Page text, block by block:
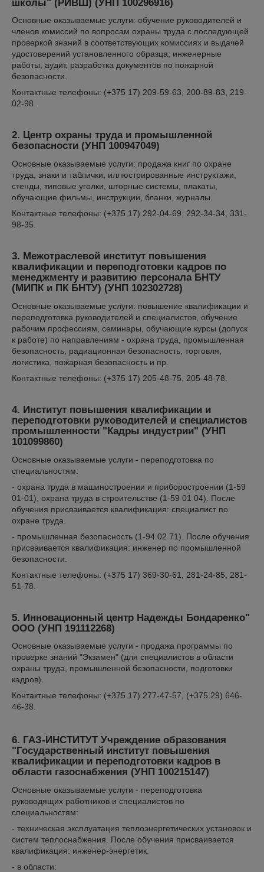
школы" (РИВШ) (УНП 100296916)
Основные оказываемые услуги: обучение руководителей и
членов комиссий по вопросам охраны труда с последующей
проверкой знаний в соответствующих комиссиях и выдачей
удостоверений установленного образца; инженерные
работы, аудит, разработка документов по пожарной
безопасности.
Контактные телефоны: (+375 17) 209-59-63, 200-89-83, 219-
02-98.
2. Центр охраны труда и промышленной
безопасности (УНП 100947049)
Основные оказываемые услуги: продажа книг по охране
труда, знаки и таблички, иллюстрированные инструктажи,
стенды, типовые уголки, шторные системы, плакаты,
обучающие фильмы, инструкции, бланки, журналы.
Контактные телефоны: (+375 17) 292-04-69, 292-34-34, 331-
98-35.
3. Межотраслевой институт повышения
квалификации и переподготовки кадров по
менеджменту и развитию персонала БНТУ
(МИПК и ПК БНТУ) (УНП 102302728)
Основные оказываемые услуги: повышение квалификации и
переподготовка руководителей и специалистов, обучение
рабочим профессиям, семинары, обучающие курсы (допуск
к работе) по направлениям - охрана труда, промышленная
безопасность, радиационная безопасность, торговля,
логистика, пожарная безопасность и пр.
Контактные телефоны: (+375 17) 205-48-75, 205-48-78.
4. Институт повышения квалификации и
переподготовки руководителей и специалистов
промышленности "Кадры индустрии" (УНП
101099860)
Основные оказываемые услуги - переподготовка по
специальностям:
- охрана труда в машиностроении и приборостроении (1-59
01-01), охрана труда в строительстве (1-59 01 04). После
обучения присваивается квалификация: специалист по
охране труда.
- промышленная безопасность (1-94 02 71). После обучения
присваивается квалификация: инженер по промышленной
безопасности.
Контактные телефоны: (+375 17) 369-30-61, 281-24-85, 281-
51-78.
5. Инновационный центр Надежды Бондаренко"
ООО (УНП 191112268)
Основные оказываемые услуги - продажа программы по
проверке знаний "Экзамен" (для специалистов в области
охраны труда, промышленной безопасности, подготовки
кадров).
Контактные телефоны: (+375 17) 277-47-57, (+375 29) 646-
46-38.
6. ГАЗ-ИНСТИТУТ Учреждение образования
"Государственный институт повышения
квалификации и переподготовки кадров в
области газоснабжения (УНП 100215147)
Основные оказываемые услуги - переподготовка
руководящих работников и специалистов по
специальностям:
- техническая эксплуатация теплоэнергетических установок и
систем теплоснабжения. После обучения присваивается
квалификация: инженер-энергетик.
- в области: